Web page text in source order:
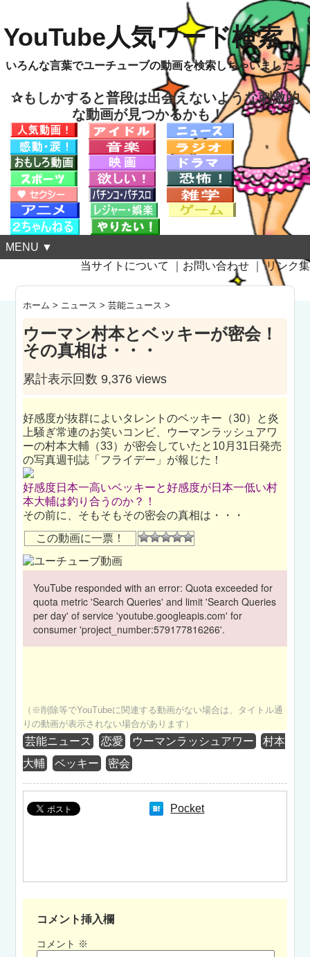
YouTube人気ワード検索！
いろんな言葉でユーチューブの動画を検索しちゃいました～
✰もしかすると普段は出会えないような刺激的
な動画が見つかるかも！
MENU ▼
当サイトについて
お問い合わせ ｜リンク集
ホーム > ニュース >芸能ニュース >
ウーマン村本とベッキーが密会！
その真相は・・・
累計表示回数 9,376 views
好感度が抜群によいタレントのベッキー（30）と炎
上騒ぎ常連のお笑いコンビ、ウーマンラッシュアワ
ーの村本大輔（33­）が密会していたと10月31日発売
の写真週刊誌「フライデー」が報じた！
好感度日本一高いベッキーと好感度が日本一低い村
本大輔は釣り合うのか？！
その前に、そもそもその密会の真相は・・・
この動画に一票！
YouTube responded with an error: Quota exceeded for
quota metric 'Search Queries' and limit 'Search Queries
per day' of service 'youtube.googleapis.com' for
consumer 'project_number:579177816266'.
（※削除等でYouTubeに関連する動画がない場合は、タイトル通
りの動画が表示されない場合があります）
芸能ニュース 恋愛 ウーマンラッシュアワー
村本
大輔
ベッキー 密会
Pocket
コメント挿入欄
コメント ※